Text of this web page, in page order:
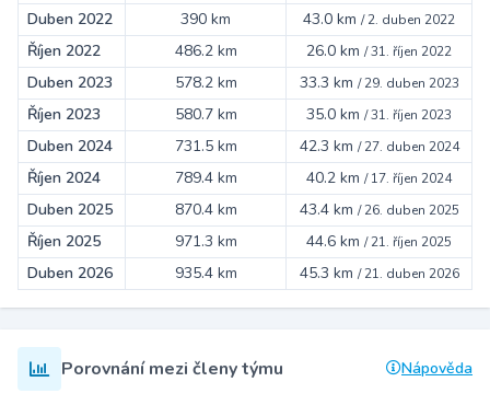
Duben 2022
390 km 43.0 km /2. duben 2022
Říjen 2022 486.2 km 26.0 km /31. říjen 2022
Duben 2023 578.2 km 33.3 km /29. duben 2023
Říjen 2023 580.7 km 35.0 km /31. říjen 2023
Duben 2024 731.5 km 42.3 km /27. duben 2024
Říjen 2024 789.4 km 40.2 km /17. říjen 2024
Duben 2025 870.4 km 43.4 km /26. duben 2025
Říjen 2025 971.3 km 44.6 km /21. říjen 2025
Duben 2026 935.4 km 45.3 km /21. duben 2026
Porovnání mezi členy týmu Nápověda